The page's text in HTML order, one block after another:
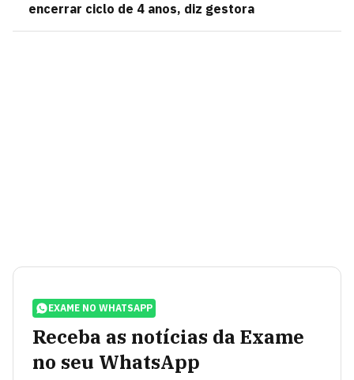
encerrar ciclo de 4 anos, diz gestora
EXAME NO WHATSAPP
Receba as notícias da Exame
no seu WhatsApp